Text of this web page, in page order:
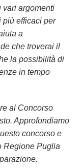
vari argomenti
più efficaci per
a
che troverai il
la possibilità di
in tempo
al Concorso
Approfondiamo
concorso e
Regione Puglia